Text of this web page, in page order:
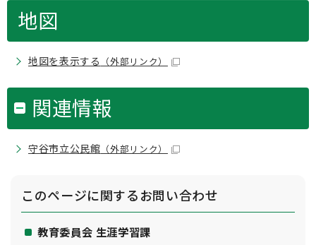
地図
地図を表示する （外部リンク）
関連情報
守谷市立公民館 （外部リンク）
このページに関するお問い合わせ
教育委員会 生涯学習課